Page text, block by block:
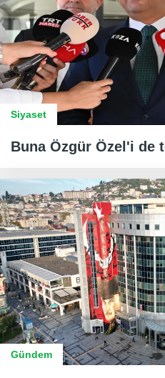
Siyaset
Buna Özgür Özel'i de
Gündem